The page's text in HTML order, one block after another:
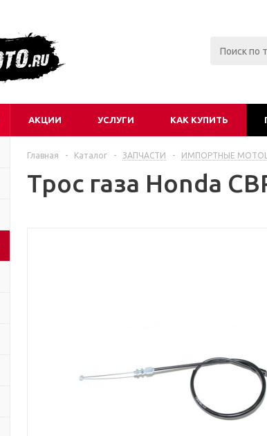
АКЦИИ УСЛУГИ КАК КУПИТЬ
Главная - Каталог - ЗАПЧАСТИ - ИМПОРТНЫЕ
Трос газа Honda